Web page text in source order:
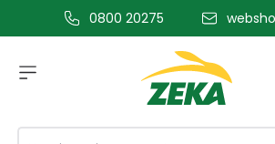
glavni sadržaj0800 20275